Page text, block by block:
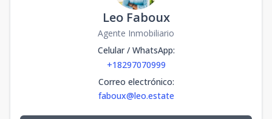
Leo Faboux
Agente Inmobiliario
Celular / WhatsApp:
+18297070999
Correo electrónico:
faboux@leo.estate